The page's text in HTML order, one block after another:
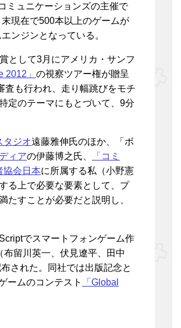
ミュニケーションズの主催で
現在で500本以上のゲームが
ンジンとなっている。
として3月にアメリカ・サンフ
2012」 の視察ツアー権が贈呈
査も行われ、走り幅跳びをモチ
定のテーマにもとづいて、9分
タジオ遠藤雅伸氏のほか、「ボ
ィアの伊藤博之氏、
「コミ
協会日本に所属する私（小野憲
る上で必要な要素として、プ
たすことが必要だと説明し、
でスマートフォンゲーム作
留川英一、伏見遼平、田中
された。同社では出版記念と
ームのコンテスト
「Global